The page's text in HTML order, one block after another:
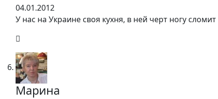
04.01.2012
У нас на Украине своя кухня, в ней черт ногу сломит
Марина